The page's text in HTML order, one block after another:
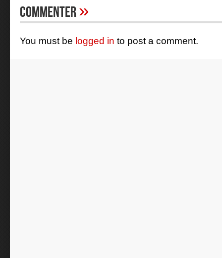
Commenter»
You must be logged in to post a comment.